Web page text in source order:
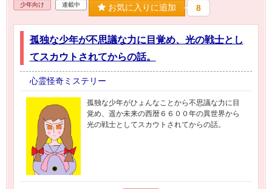
少年向け 連載中 お気に入りに追加 8
孤独な少年が不思議な力に目覚め、光の戦士とし
てスカウトされてからの話。
心霊怪奇ミステリー
孤独な少年がひょんなことから不思議な力に目
覚め、遥か未来の西暦６６００年の異世界から
光の戦士としてスカウトされてからの話。